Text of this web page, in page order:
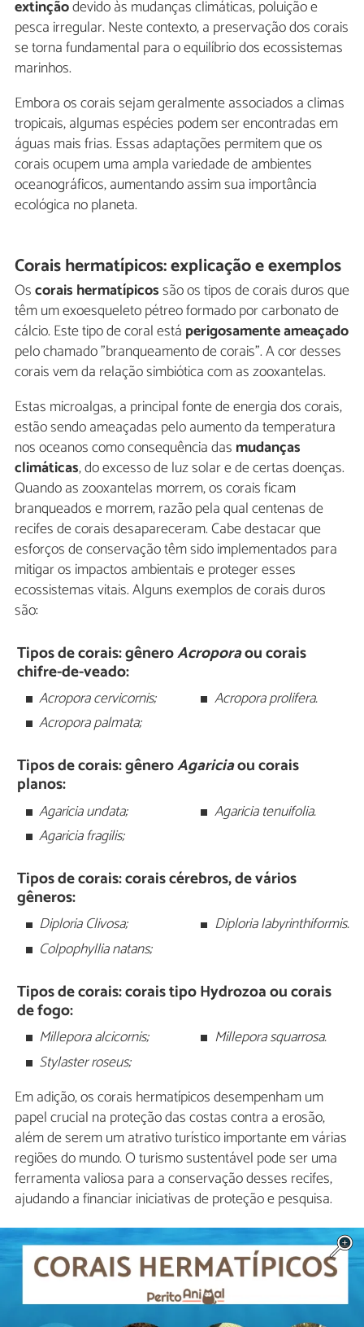
extinçãodevido às mudanças climáticas, poluição e
pesca irregular. Neste contexto, a preservação dos corais
se torna fundamental para o equilíbrio dos ecossistemas
marinhos.
Embora os corais sejam geralmente associados a climas
tropicais, algumas espécies podem ser encontradas em
águas mais frias. Essas adaptações permitem que os
corais ocupem uma ampla variedade de ambientes
oceanográficos, aumentando assim sua importância
ecológica no planeta.
Corais hermatípicos: explicação e exemplos
Oscorais hermatípicossão os tipos de corais duros que
têm um exoesqueleto pétreo formado por carbonato de
cálcio. Este tipo de coral está perigosamente ameaçado
pelo chamado "branqueamento de corais". A cor desses
corais vem da relação simbiótica com as zooxantelas.
Estas microalgas, a principal fonte de energia dos corais,
estão sendo ameaçadas pelo aumento da temperatura
nos oceanos como consequência das mudanças
climáticas, do excesso de luz solar e de certas doenças.
Quando as zooxantelas morrem, os corais ficam
branqueados e morrem, razão pela qual centenas de
recifes de corais desapareceram. Cabe destacar que
esforços de conservação têm sido implementados para
mitigar os impactos ambientais e proteger esses
ecossistemas vitais. Alguns exemplos de corais duros
são:
Tipos de corais: gêneroAcroporaou corais
chifre-de-veado:
Acropora cervicornis;
Acropora palmata;
Acropora prolifera.
Tipos de corais: gêneroAgariciaou corais
planos:
Agaricia undata;
Agaricia fragilis;
Agaricia tenuifolia.
Tipos de corais: corais cérebros, de vários
gêneros:
Diploria Clivosa;
Colpophyllia natans;
Diploria labyrinthiformis.
Tipos de corais: corais tipo Hydrozoa ou corais
de fogo:
Millepora alcicornis;
Stylaster roseus;
Millepora squarrosa.
Em adição, os corais hermatípicos desempenham um
papel crucial na proteção das costas contra a erosão,
além de serem um atrativo turístico importante em várias
regiões do mundo. O turismo sustentável pode ser uma
ferramenta valiosa para a conservação desses recifes,
ajudando a financiar iniciativas de proteção e pesquisa.